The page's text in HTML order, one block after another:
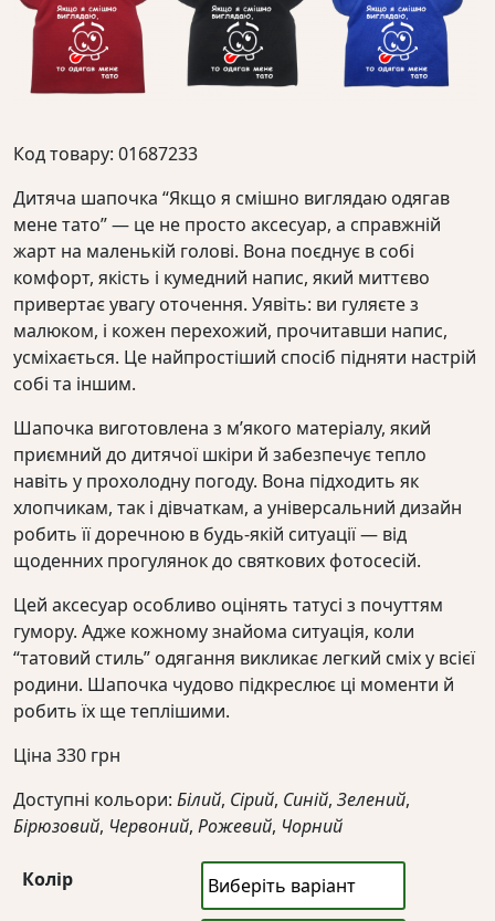
Код товару: 01687233
Дитяча шапочка “Якщо я смішно виглядаю одягав
мене тато” — це не просто аксесуар, а справжній
жарт на маленькій голові. Вона поєднує в собі
комфорт, якість і кумедний напис, який миттєво
привертає увагу оточення. Уявіть: ви гуляєте з
малюком, і кожен перехожий, прочитавши напис,
усміхається. Це найпростіший спосіб підняти настрій
собі та іншим.
Шапочка виготовлена з м’якого матеріалу, який
приємний до дитячої шкіри й забезпечує тепло
навіть у прохолодну погоду. Вона підходить як
хлопчикам, так і дівчаткам, а універсальний дизайн
робить її доречною в будь-якій ситуації — від
щоденних прогулянок до святкових фотосесій.
Цей аксесуар особливо оцінять татусі з почуттям
гумору. Адже кожному знайома ситуація, коли
“татовий стиль” одягання викликає легкий сміх у всієї
родини. Шапочка чудово підкреслює ці моменти й
робить їх ще теплішими.
Ціна 330 грн
Доступні кольори: Білий, Сірий, Синій, Зелений,
Бірюзовий, Червоний, Рожевий, Чорний
Колір